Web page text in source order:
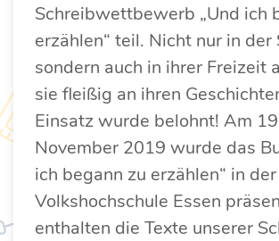
Schreibwettbewerb „Und ich
erzählen“ teil. Nicht nur in der
sondern auch in ihrer Freizeit
sie fleißig an ihren
Einsatz wurde belohnt! Am
November 2019 wurde das
ich begann zu erzählen“ in der
Volkshochschule Essen
enthalten die Texte unserer